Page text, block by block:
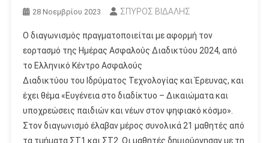
28 Νοεμβρίου 2023 ΣΠΥΡΟΣ ΒΙΔΑΛΗΣ
Ο διαγωνισμός πραγματοποιείται με αφορμή τον
εορτασμό της Ημέρας Ασφαλούς Διαδικτύου 2024, από
το Ελληνικό Κέντρο Ασφαλούς
Διαδικτύου του Ιδρύματος Τεχνολογίας και Έρευνας, και
έχει θέμα «Ευγένεια στο διαδίκτυο – Δικαιώματα και
υποχρεώσεις παιδιών και νέων στον ψηφιακό κόσμο».
Στον διαγωνισμό έλαβαν μέρος συνολικά 21 μαθητές από
τα τμήματα ΣΤ1 και ΣΤ2. Οι μαθητές δημιούργησαν με τη